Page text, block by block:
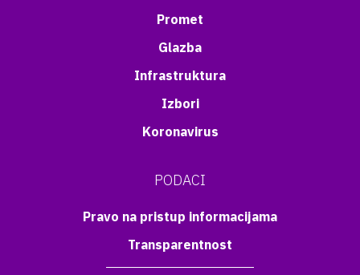
Promet
Glazba
Infrastruktura
Izbori
Koronavirus
PODACI
Pravo na pristup informacijama
Transparentnost